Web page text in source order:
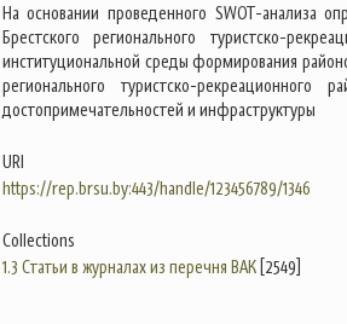
На основании проведенного SWOT-анализа
Брестского регионального туристско-
институциональной среды формирования
регионального туристско-
достопримечательностей и инфраструктуры
URI
https://rep.brsu.by:443/handle/123456789/1346
Collections
1.3 Статьи в журналах из перечня ВАК[2549]